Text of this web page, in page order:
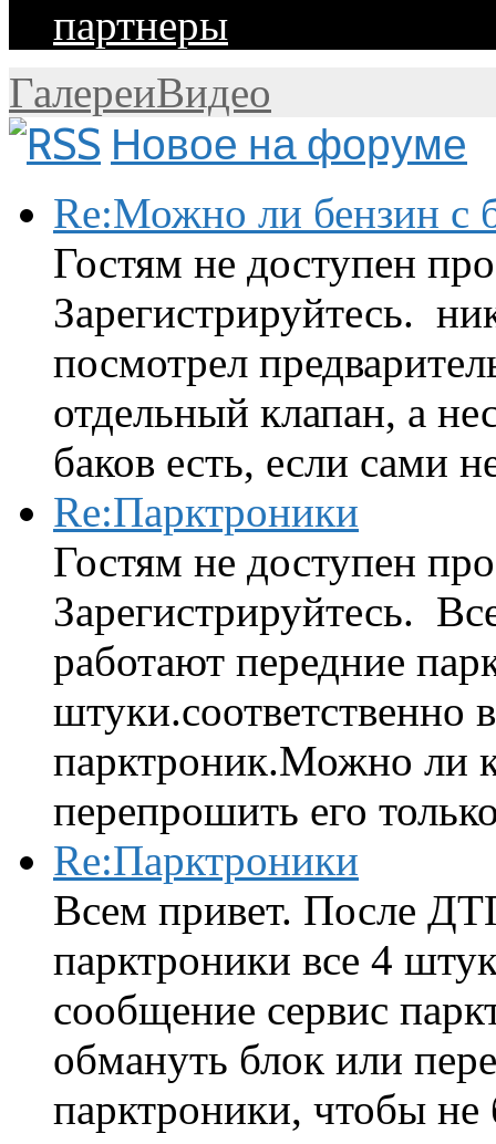
партнеры
ГалереиВидео
Новое на форуме
Re:Можно ли бензин с
Гостям не доступен
Зарегистрируйтесь.
посмотрел
отдельный клапан, а
баков есть, если сами
Re:Парктроники
Гостям не доступен
Зарегистрируйтесь.
работают передние
штуки.соответственно
парктроник.Можно ли
перепрошить его
Re:Парктроники
Всем привет. После
парктроники все 4
сообщение сервис
обмануть блок или
парктроники, чтобы